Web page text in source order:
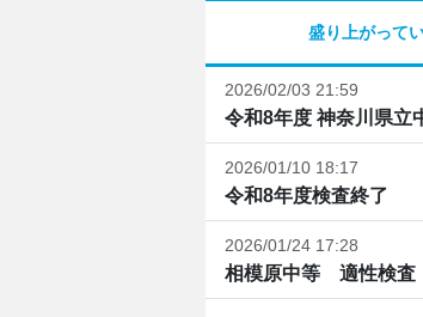
盛り上がって
2026/02/03 21:59
令和8年度 神奈川県立
2026/01/10 18:17
令和8年度検査終了
2026/01/24 17:28
相模原中等 適性検査